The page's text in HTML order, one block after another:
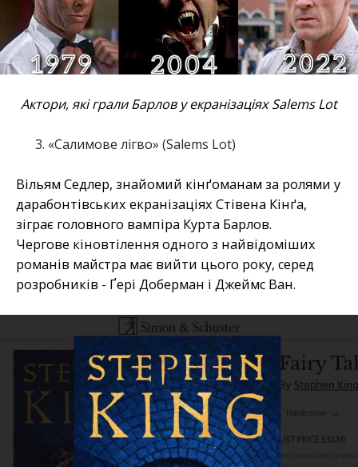
Актори, які грали Барлов у екранізаціях Salems Lot
«Салимове лігво» (Salems Lot)
Вільям Седлер, знайомий кінґоманам за ролями у
дарабонтівських екранізаціях Стівена Кінґа,
зіграє головного вампіра Курта Барлов.
Чергове кіновтілення одного з найвідоміших
романів майстра має вийти цього року, серед
розробників - Ґері Доберман і Джеймс Ван.